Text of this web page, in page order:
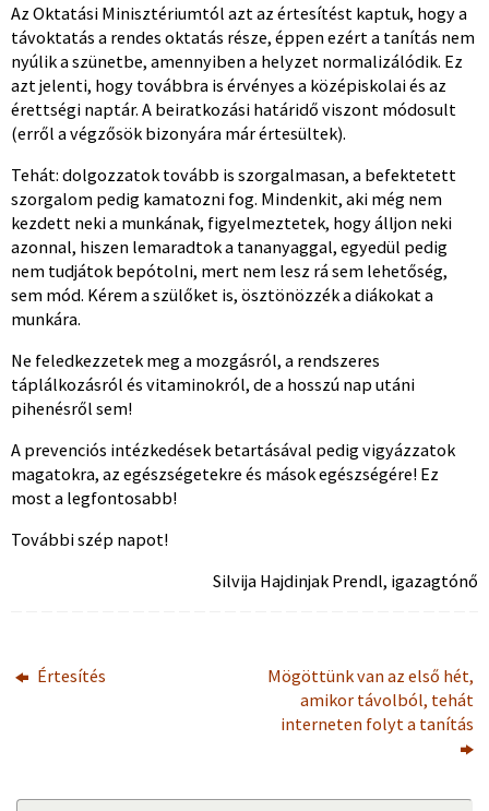
Az Oktatási Minisztériumtól azt az értesítést kaptuk, hogy a
távoktatás a rendes oktatás része, éppen ezért a tanítás nem
nyúlik a szünetbe, amennyiben a helyzet normalizálódik. Ez
azt jelenti, hogy továbbra is érvényes a középiskolai és az
érettségi naptár. A beiratkozási határidő viszont módosult
(erről a végzősök bizonyára már értesültek).
Tehát: dolgozzatok tovább is szorgalmasan, a befektetett
szorgalom pedig kamatozni fog. Mindenkit, aki még nem
kezdett neki a munkának, figyelmeztetek, hogy álljon neki
azonnal, hiszen lemaradtok a tananyaggal, egyedül pedig
nem tudjátok bepótolni, mert nem lesz rá sem lehetőség,
sem mód. Kérem a szülőket is, ösztönözzék a diákokat a
munkára.
Ne feledkezzetek meg a mozgásról, a rendszeres
táplálkozásról és vitaminokról, de a hosszú nap utáni
pihenésről sem!
A prevenciós intézkedések betartásával pedig vigyázzatok
magatokra, az egészségetekre és mások egészségére! Ez
most a legfontosabb!
További szép napot!
Silvija Hajdinjak Prendl, igazagtónő
Értesítés
Mögöttünk van az első hét,
amikor távolból, tehát
interneten folyt a tanítás